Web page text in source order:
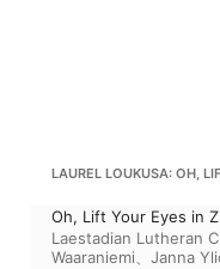
Oh, Lift Your Eyes in
Laestadian Lutheran
Waaraniemi、 Janna